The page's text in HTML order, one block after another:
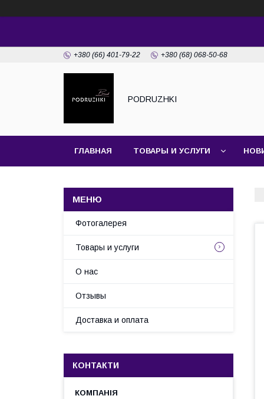
+380 (66) 401-79-22 +380 (68) 068-50-68
PODRUZHKI
ГЛАВНАЯ ТОВАРЫ И УСЛУГИ
Фотогалерея
Товары и услуги
О нас
Отзывы
Доставка и оплата
КОНТАКТИ